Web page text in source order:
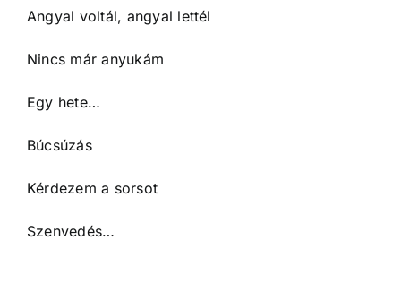
Angyal voltál, angyal lettél
Nincs már anyukám
Egy hete…
Búcsúzás
Kérdezem a sorsot
Szenvedés…